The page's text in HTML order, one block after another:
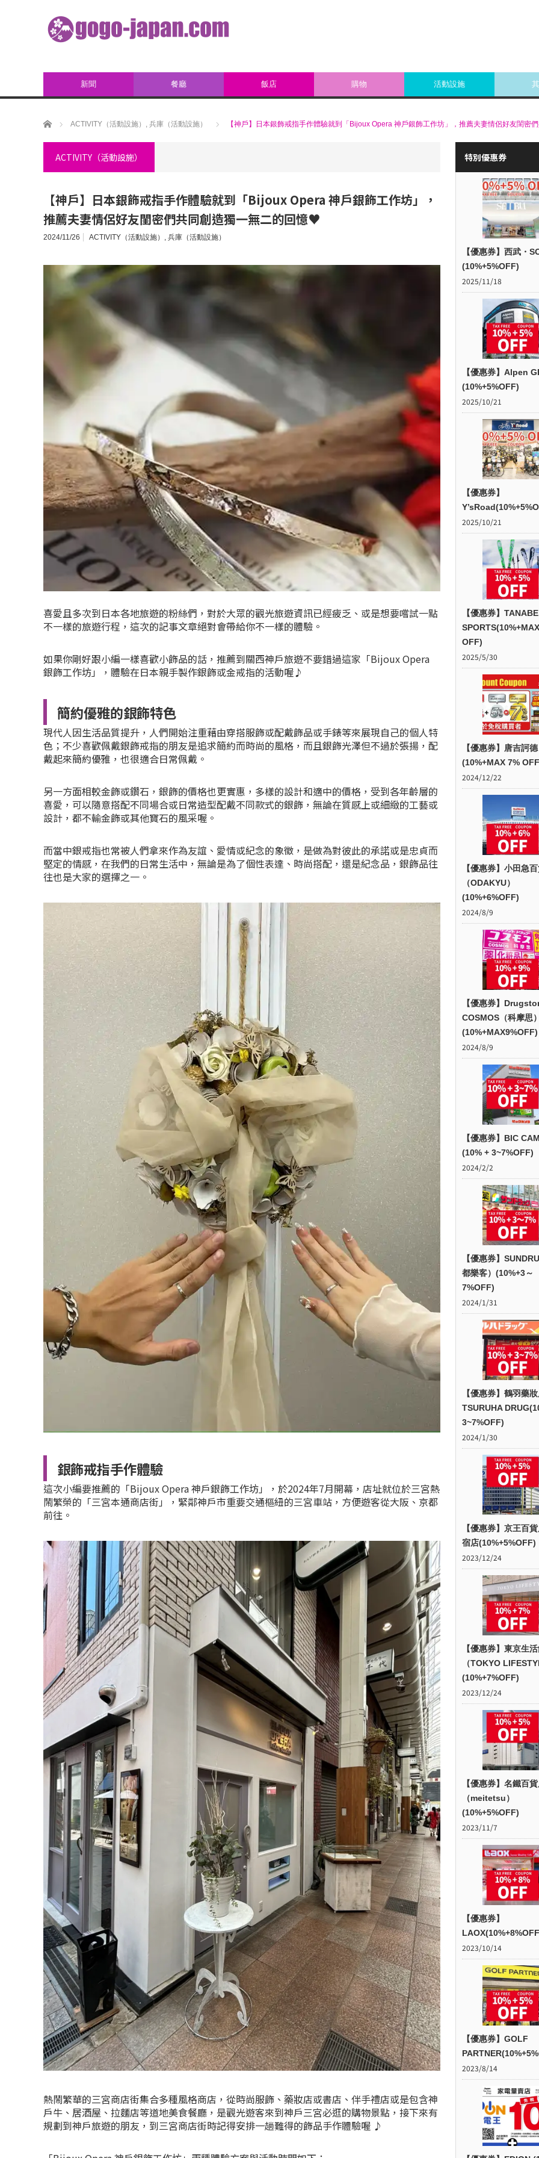
新聞 餐廳 飯店 購物 活動設施
ホーム ACTIVITY（活動設施） , 兵庫（活動設施） 【神戶】日本銀飾戒指手作體驗就到「Bijoux Opera 神戶銀飾工作坊」，推薦夫妻情侶好友閨密
ACTIVITY（活動設施）
【神戶】日本銀飾戒指手作體驗就到「Bijoux Opera 神戶銀飾工作坊」，
推薦夫妻情侶好友閨密們共同創造獨一無二的回憶♥
2024/11/26 ACTIVITY（活動設施） , 兵庫（活動設施）
喜愛且多次到日本各地旅遊的粉絲們，對於大眾的觀光旅遊資訊已經疲乏、或是想要嚐試一點
不一樣的旅遊行程，這次的記事文章絕對會帶給你不一樣的體驗。
如果你剛好跟小編一樣喜歡小飾品的話，推薦到關西神戶旅遊不要錯過這家「Bijoux Opera
銀飾工作坊」，體驗在日本親手製作銀飾或金戒指的活動喔♪
簡約優雅的銀飾特色
現代人因生活品質提升，人們開始注重藉由穿搭服飾或配戴飾品或手錶等來展現自己的個人特
色；不少喜歡佩戴銀飾戒指的朋友是追求簡約而時尚的風格，而且銀飾光澤但不過於張揚，配
戴起來簡約優雅，也很適合日常佩戴。
另一方面相較金飾或鑽石，銀飾的價格也更實惠，多樣的設計和適中的價格，受到各年齡層的
喜愛，可以隨意搭配不同場合或日常造型配戴不同款式的銀飾，無論在質感上或細緻的工藝或
設計，都不輸金飾或其他寶石的風采喔。
而當中銀戒指也常被人們拿來作為友誼、愛情或紀念的象徵，是做為對彼此的承諾或是忠貞而
堅定的情感，在我們的日常生活中，無論是為了個性表達、時尚搭配，還是紀念品，銀飾品往
往也是大家的選擇之一。
銀飾戒指手作體驗
這次小編要推薦的「Bijoux Opera 神戶銀飾工作坊」，於2024年7月開幕，店址就位於三宮熱
鬧繁榮的「三宮本通商店街」，緊鄰神戶市重要交通樞紐的三宮車站，方便遊客從大阪、京都
前往。
熱鬧繁華的三宮商店街集合多種風格商店，從時尚服飾、藥妝店或書店、伴手禮店或是包含神
戶牛、居酒屋、拉麵店等道地美食餐廳，是觀光遊客來到神戶三宮必逛的購物景點，接下來有
規劃到神戶旅遊的朋友，到三宮商店街時記得安排一趟難得的飾品手作體驗喔 ♪
特別優惠券
【優惠券】西武・
(10%+5%OFF)
2025/11/18
【優惠券】Alpen
(10%+5%OFF)
2025/10/21
【優惠券】
2025/10/21
【優惠券】TANABE
OFF)
2025/5/30
【優惠券】唐吉訶德
(10%+MAX 7%
2024/12/22
【優惠券】小田急
（ODAKYU）
(10%+6%OFF)
2024/8/9
【優惠券】
COSMOS（科摩思
(10%+MAX9%OFF)
2024/8/9
【優惠券】BIC
(10% + 3~7%OFF)
2024/2/2
【優惠券】
都樂客）(10%+3～
7%OFF)
2024/1/31
【優惠券】鶴羽藥
TSURUHA
3~7%OFF)
2024/1/30
【優惠券】京王百
宿店(10%+5%OFF)
2023/12/24
【優惠券】東京生
（TOKYO
(10%+7%OFF)
2023/12/24
【優惠券】名鐵百
（meitetsu）
(10%+5%OFF)
2023/11/7
【優惠券】
2023/10/14
【優惠券】GOLF
2023/8/14